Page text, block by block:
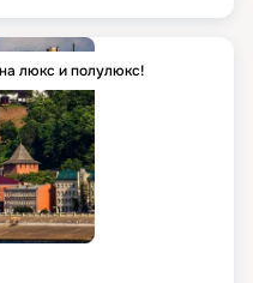
люкс и полулюкс!